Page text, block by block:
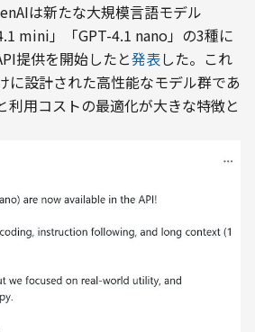
は新たな大規模言語モデル
mini」「GPT-4.1 nano」の3種に
提供を開始したと発表した。これ
に設計された高性能なモデル群であ
利用コストの最適化が大きな特徴と